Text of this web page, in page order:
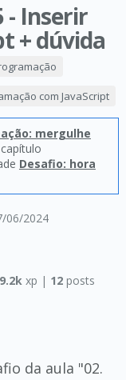
- Inserir
+ dúvida
06/2024
com JavaScript
mergulhe
Desafio: hora
xp | 12posts
da aula "02.